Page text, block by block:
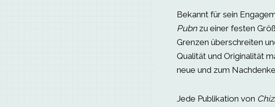
Bekannt für sein
Pubnzu einer festen
Grenzen überschreiten
Qualität und Originalität
neue und zum
Jede Publikation von